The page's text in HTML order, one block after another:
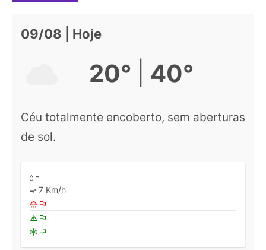
09/08 | Hoje
20° 40°
Céu totalmente encoberto, sem aberturas
de sol.
-
7 Km/h